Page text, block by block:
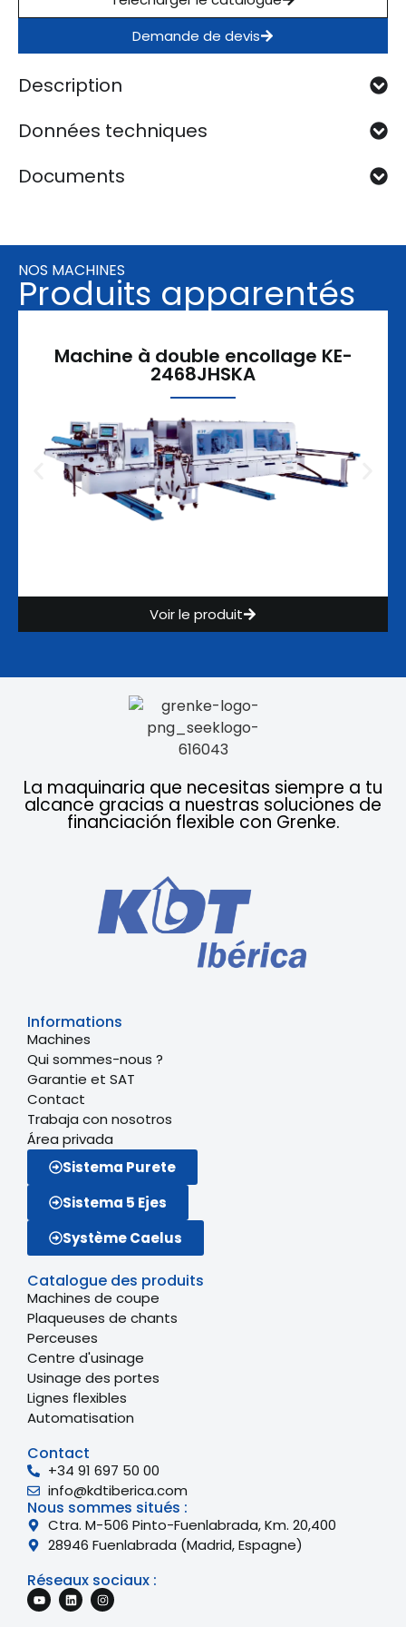
Demande de devis
Description
Données techniques
Documents
NOS MACHINES
Produits apparentés
Machine à double encollage KE-
2468JHSKA
Voir le produit
La maquinaria que necesitas siempre a tu
alcance gracias a nuestras soluciones de
financiación flexible con Grenke.
Informations
Machines
Qui sommes-nous ?
Garantie et SAT
Contact
Trabaja con nosotros
Área privada
Sistema Purete
Sistema 5 Ejes
Système Caelus
Catalogue des produits
Machines de coupe
Plaqueuses de chants
Perceuses
Centre d'usinage
Usinage des portes
Lignes flexibles
Automatisation
Contact
+34 91 697 50 00
info@kdtiberica.com
Nous sommes situés :
Ctra. M-506 Pinto-Fuenlabrada, Km. 20,400
28946 Fuenlabrada (Madrid, Espagne)
Réseaux sociaux :